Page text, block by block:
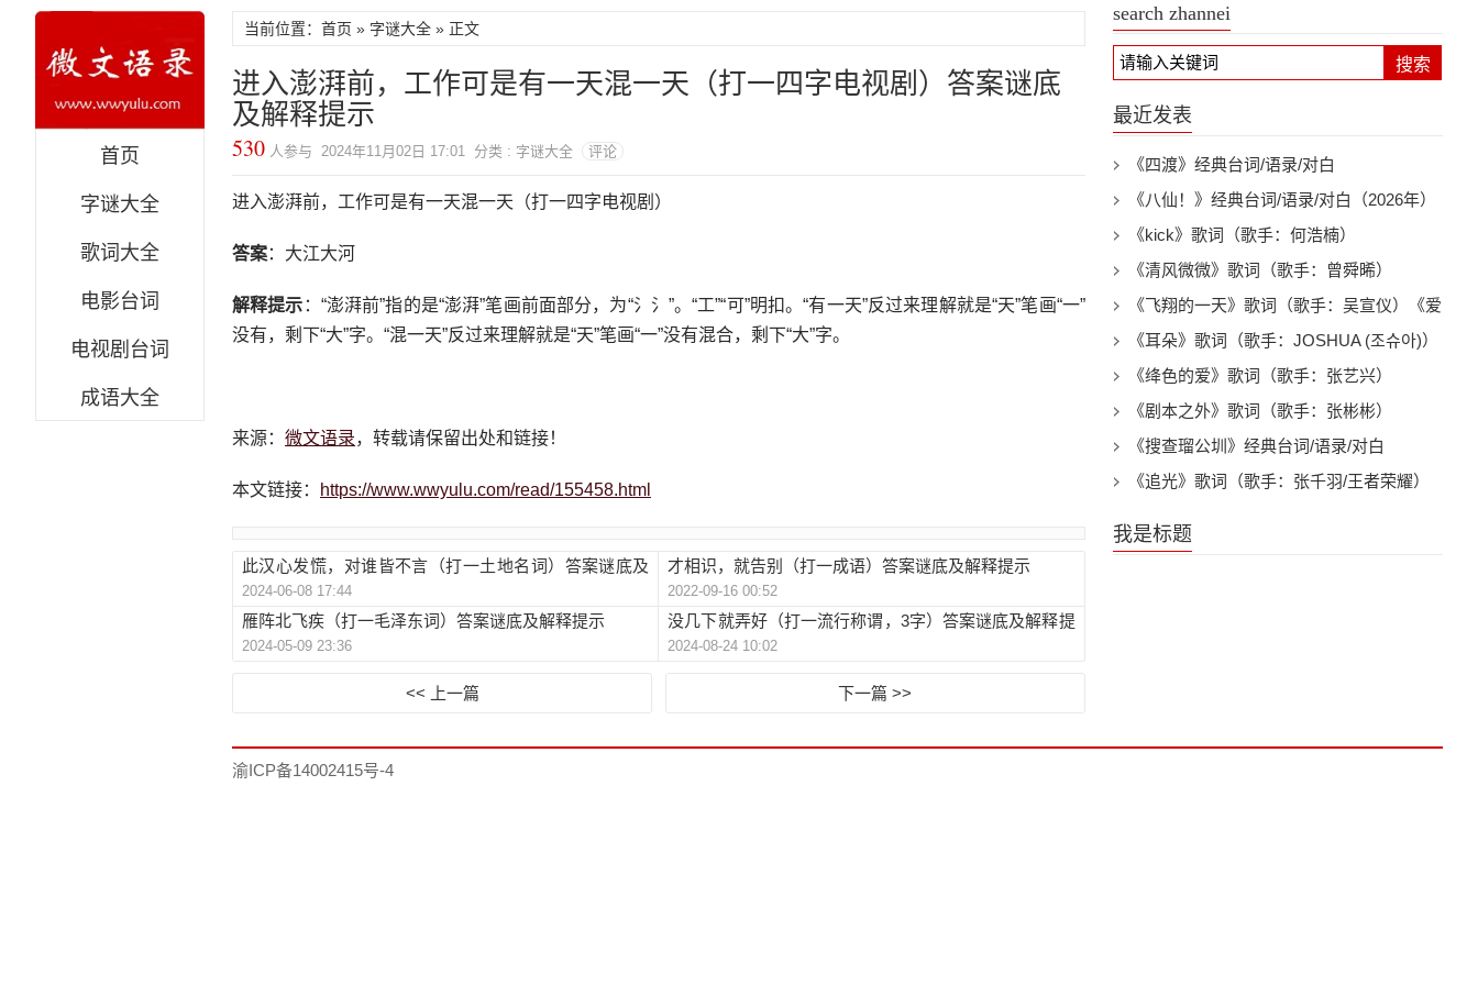
首页
字谜大全
歌词大全
电影台词
电视剧台词
成语大全
当前位置：首页 » 字谜大全 » 正文
进入澎湃前，工作可是有一天混一天（打一四字电视剧）答案谜底
及解释提示
530 人参与 2024年11月02日 17:01 分类 : 字谜大全 评论
进入澎湃前，工作可是有一天混一天（打一四字电视剧）
答案：大江大河
解释提示 ：“澎湃前”指的是“澎湃”笔画前面部分，为“氵氵”。“工”“可”明扣。“有一天”反过来理解就是“天”笔画“一”
没有，剩下“大”字。“混一天”反过来理解就是“天”笔画“一”没有混合，剩下“大”字。
来源： 微文语录，转载请保留出处和链接！
本文链接： https://www.wwyulu.com/read/155458.html
此汉心发慌，对谁皆不言（打一土地名词）答案谜底及
解释提示
2024-06-08 17:44
才相识，就告别（打一成语）答案谜底及解释提示
2022-09-16 00:52
雁阵北飞疾（打一毛泽东词）答案谜底及解释提示
2024-05-09 23:36
没几下就弄好（打一流行称谓，3字）答案谜底及解释提
示
2024-08-24 10:02
<< 上一篇 下一篇 >>
search zhannei
搜索
最近发表
《四渡》经典台词/语录/对白
《八仙！》经典台词/语录/对白（2026年）
《kick》歌词（歌手：何浩楠）
《清风微微》歌词（歌手：曾舜晞）
《飞翔的一天》歌词（歌手：吴宣仪）《爱
上另一个我》电视剧插曲
《耳朵》歌词（歌手：JOSHUA (조슈아)）
《绛色的爱》歌词（歌手：张艺兴）
《剧本之外》歌词（歌手：张彬彬）
《搜查瑠公圳》经典台词/语录/对白
《追光》歌词（歌手：张千羽/王者荣耀）
我是标题
渝ICP备14002415号-4